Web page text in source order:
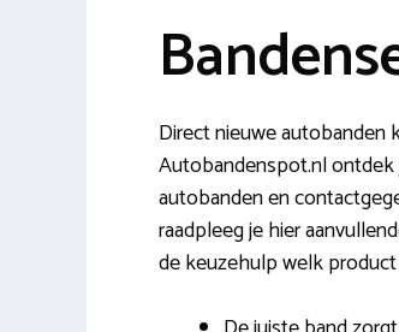
Direct nieuwe autobanden
Autobandenspot.nl
autobanden en
raadpleeg je hier
de keuzehulp welk